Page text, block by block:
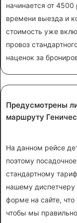
начинается от 4500
времени выезда и
стоимость уже
провоз
наценок за
Предусмотрены
маршруту
На данном рейсе
поэтому
стандартному
нашему диспетчеру
форме на сайте,
чтобы мы